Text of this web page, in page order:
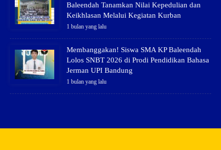
Baleendah Tanamkan Nilai Kepedulian dan
Keikhlasan Melalui Kegiatan Kurban
1 bulan yang lalu
Membanggakan! Siswa SMA KP Baleendah
Lolos SNBT 2026 di Prodi Pendidikan Bahasa
Jerman UPI Bandung
1 bulan yang lalu